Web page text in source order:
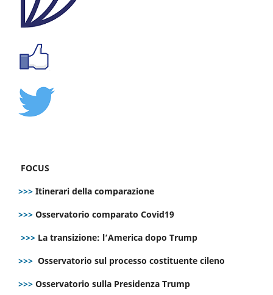
FOCUS
>>> Itinerari della comparazione
>>> Osservatorio comparato Covid19
>>> La transizione: l’America dopo Trump
>>> Osservatorio sul processo costituente cileno
>>> Osservatorio sulla Presidenza Trump